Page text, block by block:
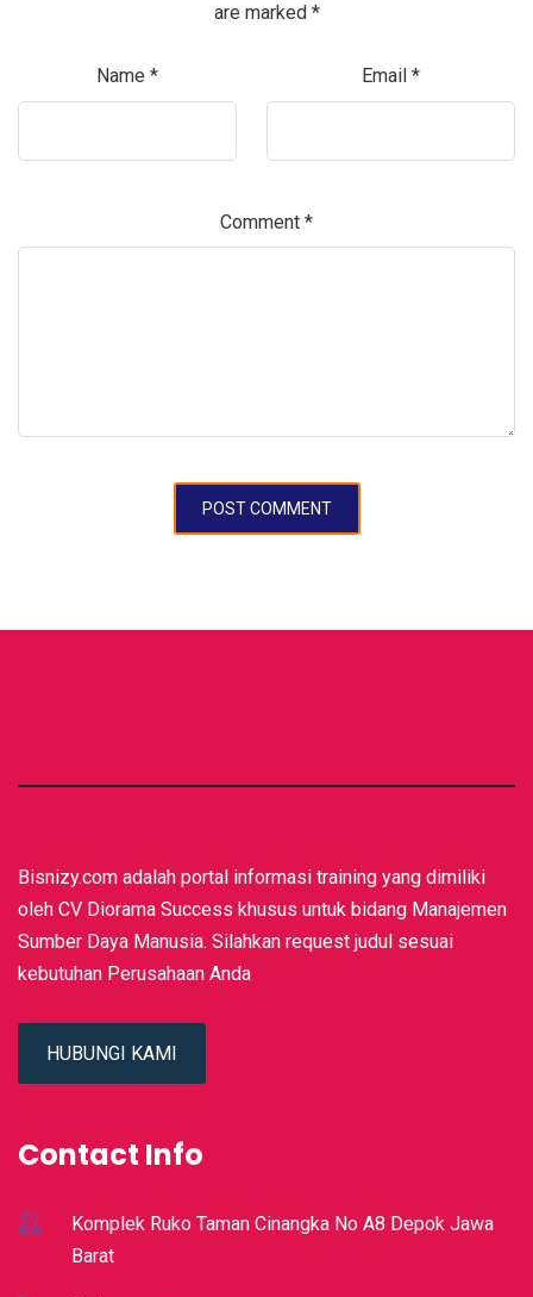
are marked *
Name * Email *
Comment *
Bisnizy.com adalah portal informasi training yang dimiliki
oleh CV Diorama Success khusus untuk bidang Manajemen
Sumber Daya Manusia. Silahkan request judul sesuai
kebutuhan Perusahaan Anda
HUBUNGI KAMI
Contact Info
Komplek Ruko Taman Cinangka No A8 Depok Jawa
Barat